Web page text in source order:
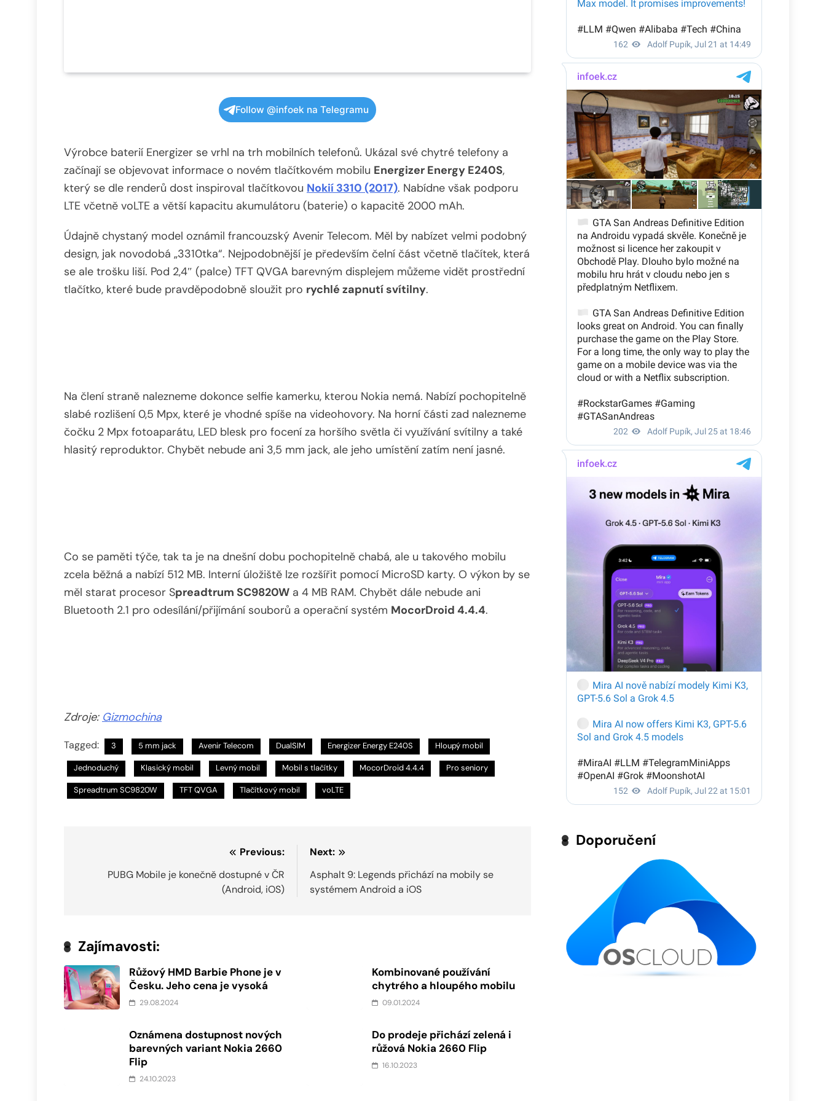
Follow @infoek na Telegramu
Výrobce baterií Energizer se vrhl na trh mobilních telefonů. Ukázal své chytré telefony a
začínají se objevovat informace o novém tlačítkovém mobilu Energizer Energy E240S,
který se dle renderů dost inspiroval tlačítkovou Nokií 3310 (2017). Nabídne však podporu
LTE včetně voLTE a větší kapacitu akumulátoru (baterie) o kapacitě 2000 mAh.
Údajně chystaný model oznámil francouzský Avenir Telecom. Měl by nabízet velmi podobný
design, jak novodobá „3310tka“. Nejpodobnější je především čelní část včetně tlačítek, která
se ale trošku liší. Pod 2,4″ (palce) TFT QVGA barevným displejem můžeme vidět prostřední
tlačítko, které bude pravděpodobně sloužit pro rychlé zapnutí svítilny.
Na člení straně nalezneme dokonce selfie kamerku, kterou Nokia nemá. Nabízí pochopitelně
slabé rozlišení 0,5 Mpx, které je vhodné spíše na videohovory. Na horní části zad nalezneme
čočku 2 Mpx fotoaparátu, LED blesk pro focení za horšího světla či využívání svítilny a také
hlasitý reproduktor. Chybět nebude ani 3,5 mm jack, ale jeho umístění zatím není jasné.
Co se paměti týče, tak ta je na dnešní dobu pochopitelně chabá, ale u takového mobilu
zcela běžná a nabízí 512 MB. Interní úložiště lze rozšířit pomocí MicroSD karty. O výkon by se
měl starat procesor Spreadtrum SC9820W a 4 MB RAM. Chybět dále nebude ani
Bluetooth 2.1 pro odesílání/přijímání souborů a operační systém MocorDroid 4.4.4.
Zdroje: Gizmochina
Tagged: 3 5 mm jack Avenir Telecom DualSIM Energizer Energy E240S Hloupý mobil
Jednoduchý Klasický mobil Levný mobil Mobil s tlačítky MocorDroid 4.4.4 Pro seniory
Spreadtrum SC9820W TFT QVGA Tlačítkový mobil voLTE
Previous:
PUBG Mobile je konečně dostupné v ČR
(Android, iOS)
Next:
Asphalt 9: Legends přichází na mobily se
systémem Android a iOS
Zajímavosti:
Růžový HMD Barbie Phone je v
Česku. Jeho cena je vysoká
29.08.2024
Kombinované používání
chytrého a hloupého mobilu
09.01.2024
Oznámena dostupnost nových
barevných variant Nokia 2660
Flip
24.10.2023
Do prodeje přichází zelená i
růžová Nokia 2660 Flip
16.10.2023
Doporučení